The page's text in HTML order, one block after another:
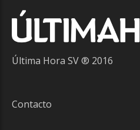
Última Hora SV ® 2016
Contacto